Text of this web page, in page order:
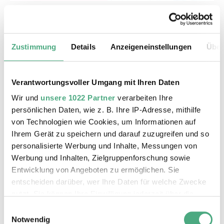
Zustimmung Details Anzeigeneinstellungen
Verantwortungsvoller Umgang mit Ihren Daten
Wir und unsere 1022 Partner verarbeiten Ihre
persönlichen Daten, wie z. B. Ihre IP-Adresse, mithilfe
von Technologien wie Cookies, um Informationen auf
Ihrem Gerät zu speichern und darauf zuzugreifen und so
personalisierte Werbung und Inhalte, Messungen von
Werbung und Inhalten, Zielgruppenforschung sowie
Entwicklung von Angeboten zu ermöglichen. Sie
entscheiden darüber, wer Ihre Daten für welche Zwecke
Trigger Symbol ändern oder widerrufen
Notwendig
ÖFFENTLICHE FÜHRUNG
Der Erzschrägaufzug der Völklinger Hütte mit
Copyright: Weltkulturerbe Völklinger Hütte | Karl
©
Das Weltkulturerbe Völklinger Hütte